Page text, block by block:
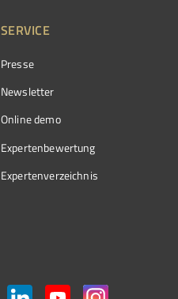
SERVICE
Presse
Newsletter
Online demo
Expertenbewertung
Expertenverzeichnis